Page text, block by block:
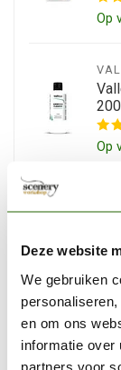
Deze website
We gebruiken
en om ons
informatie over
partners voor
Op
Op
Op
AK
AK